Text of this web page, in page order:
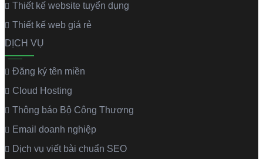
Thiết kế website tuyển dụng
Thiết kế web giá rẻ
DỊCH VỤ
Đăng ký tên miền
Cloud Hosting
Thông báo Bộ Công Thương
Email doanh nghiệp
Dịch vụ viết bài chuẩn SEO